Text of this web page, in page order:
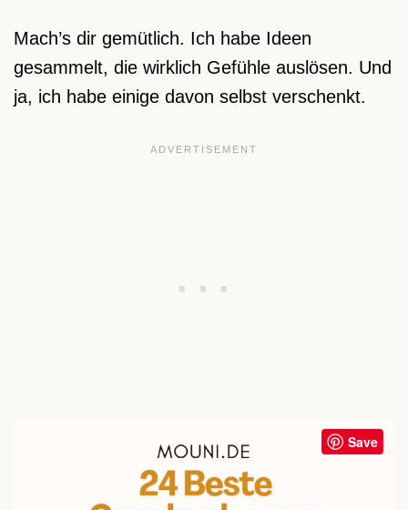
Mach’s dir gemütlich. Ich habe Ideen
gesammelt, die wirklich Gefühle auslösen. Und
ja, ich habe einige davon selbst verschenkt.
Save